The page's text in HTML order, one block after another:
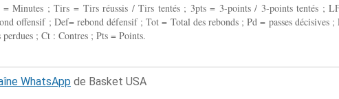
= Minutes ; Tirs = Tirs réussis / Tirs tentés ; 3pts = 3-points / 3-points tentés ;
offensif ; Def= rebond défensif ; Tot = Total des rebonds ; Pd = passes décisives ;
; Ct : Contres ; Pts = Points.
WhatsApp de Basket USA